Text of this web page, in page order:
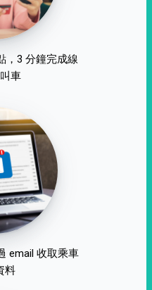
，3 分鐘完成線
車
email 收取乘車
料